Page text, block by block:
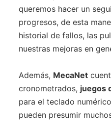
queremos hacer un
progresos, de esta
historial de fallos, las
nuestras mejoras en
Además, MecaNet
cronometrados, juegos
para el teclado
pueden presumir